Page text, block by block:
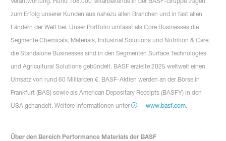
zum Erfolg unserer Kunden aus nahezu allen Branchen und in fast allen
Ländern der Welt bei. Unser Portfolio umfasst als Core Businesses die
Segmente Chemicals, Materials, Industrial Solutions und Nutrition & Care;
die Standalone Businesses sind in den Segmenten Surface Technologies
und Agricultural Solutions gebündelt. BASF erzielte 2025 weltweit einen
Umsatz von rund 60 Milliarden €. BASF-Aktien werden an der Börse in
Frankfurt (BAS) sowie als American Depositary Receipts (BASFY) in den
USA gehandelt. Weitere Informationen unter
www.basf.com.
Über den Bereich Performance Materials der BASF